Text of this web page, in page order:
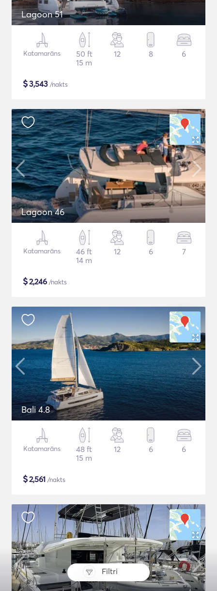
Filtri
Lagoon 51
Katamarāns
50 ft
15 m
12 8 6
$3,543 /nakts
Lagoon 46
Katamarāns
46 ft
14 m
12 6 7
$2,246 /nakts
Bali 4.8
Katamarāns
48 ft
15 m
12 6 6
$2,561 /nakts